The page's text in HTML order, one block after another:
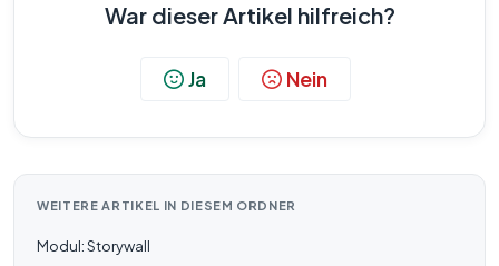
War dieser Artikel hilfreich?
Nein
Ja
WEITERE ARTIKEL IN DIESEM ORDNER
Modul: Storywall